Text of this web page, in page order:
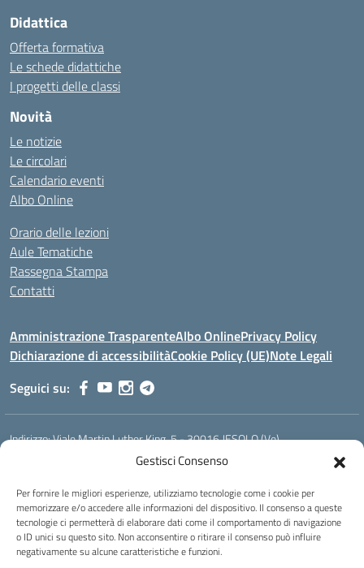
Gestisci Consenso
Per fornire le migliori esperienze, utilizziamo tecnologie come i cookie per
memorizzare e/o accedere alle informazioni del dispositivo. Il consenso a queste
tecnologie ci permetterà di elaborare dati come il comportamento di navigazione
o ID unici su questo sito. Non acconsentire o ritirare il consenso può influire
negativamente su alcune caratteristiche e funzioni.
Didattica
Offerta formativa
Le schede didattiche
I progetti delle classi
Novità
Le notizie
Le circolari
Calendario eventi
Albo Online
Orario delle lezioni
Aule Tematiche
Rassegna Stampa
Contatti
Amministrazione TrasparenteAlbo OnlinePrivacy Policy
Dichiarazione di accessibilitàCookie Policy (UE)Note Legali
Seguici su:
Indirizzo:Viale Martin Luther King, 5 - 30016 JESOLO (Ve)
Email:verh020008@istruzione.it
Codice fiscale: 93023530277
Codice meccanografico:VERH020008
Codice Indice delle Pubbliche Amministrazioni (IPA): istsc_verh020008
Codice unico di fatturazione (CUF): UFBI5A